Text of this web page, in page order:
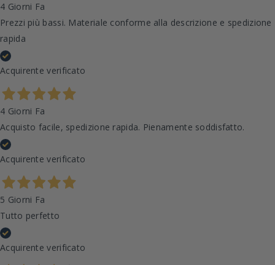
4 Giorni Fa
Prezzi più bassi. Materiale conforme alla descrizione e spedizione
rapida
Acquirente verificato
4 Giorni Fa
Acquisto facile, spedizione rapida. Pienamente soddisfatto.
Acquirente verificato
5 Giorni Fa
Tutto perfetto
Acquirente verificato